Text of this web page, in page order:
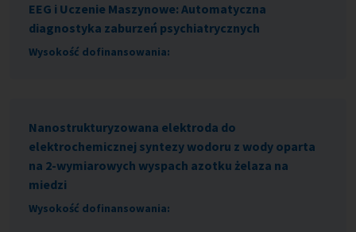
EEG i Uczenie Maszynowe: Automatyczna
diagnostyka zaburzeń psychiatrycznych
Wysokość dofinansowania:
Nanostrukturyzowana elektroda do
elektrochemicznej syntezy wodoru z wody oparta
na 2-wymiarowych wyspach azotku żelaza na
miedzi
Wysokość dofinansowania: